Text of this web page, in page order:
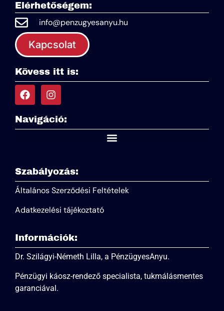
Elérhetőségem:
info@penzugyesanyu.hu
Kapcsolat
Kövess itt is:
Navigáció:
Szabályozás:
Általános Szerződési Feltételek
Adatkezelési tájékoztató
Információk:
Dr. Szilágyi-Németh Lilla, a PénzügyesAnyu.
Pénzügyi káosz-rendező specialista, tukmálásmentes
garanciával.